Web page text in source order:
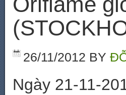
26/11/2012 BY
Ngày 21-11-